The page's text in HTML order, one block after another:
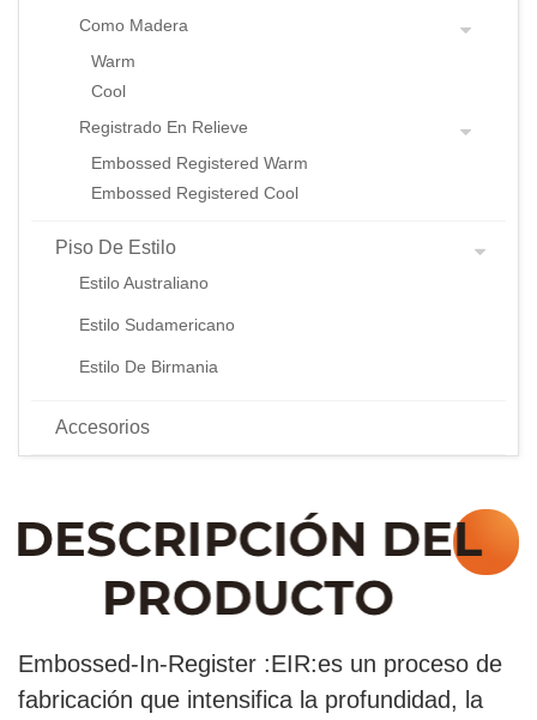
Como Madera
Warm
Cool
Registrado En Relieve
Embossed Registered Warm
Embossed Registered Cool
Piso De Estilo
Estilo Australiano
Estilo Sudamericano
Estilo De Birmania
Accesorios
Embossed-In-Register :EIR:es un proceso de
fabricación que intensifica la profundidad, la